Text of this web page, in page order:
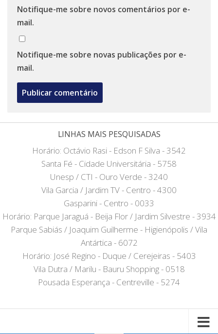
Notifique-me sobre novos comentários por e-
mail.
Notifique-me sobre novas publicações por e-
mail.
LINHAS MAIS PESQUISADAS
Horário: Octávio Rasi - Edson F Silva - 3542
Santa Fé - Cidade Universitária - 5758
Unesp / CTI - Ouro Verde - 3240
Vila Garcia / Jardim TV - Centro - 4300
Gasparini - Centro - 0033
Horário: Parque Jaraguá - Beija Flor / Jardim Silvestre - 3934
Parque Sabiás / Joaquim Guilherme - Higienópolis / Vila
Antártica - 6072
Horário: José Regino - Duque / Cerejeiras - 5403
Vila Dutra / Marilu - Bauru Shopping - 0518
Pousada Esperança - Centreville - 5274